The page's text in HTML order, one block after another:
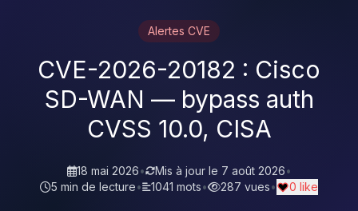
Alertes CVE
CVE-2026-20182 : Cisco
SD-WAN — bypass auth
CVSS 10.0, CISA
18 mai 2026• Mis à jour le 7 août 2026•
5 min de lecture• 1041 mots• 287 vues• 0 like